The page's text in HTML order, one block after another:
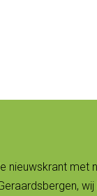
nieuwskrant met